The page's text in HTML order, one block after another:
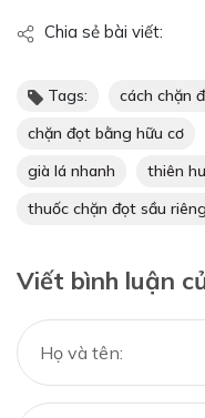
Chia sẻ bài viết:
Tags: cách chặn
chặn đọt bằng hữu cơ
già lá nhanh
thiên
thuốc chặn đọt sầu riêng
Viết bình luận